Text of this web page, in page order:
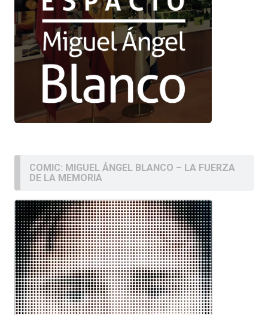
COMIC: MIGUEL ÁNGEL BLANCO – LA FUERZA
DE LA MEMORIA